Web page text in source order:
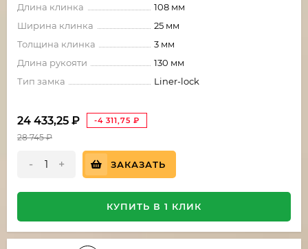
Длина клинка
108 мм
Ширина клинка
25 мм
Толщина клинка
3 мм
Длина рукояти
130 мм
Тип замка
Liner-lock
24 433,25 ₽ -4 311,75 ₽
28 745₽
- + ЗАКАЗАТЬ
КУПИТЬ В 1 КЛИК